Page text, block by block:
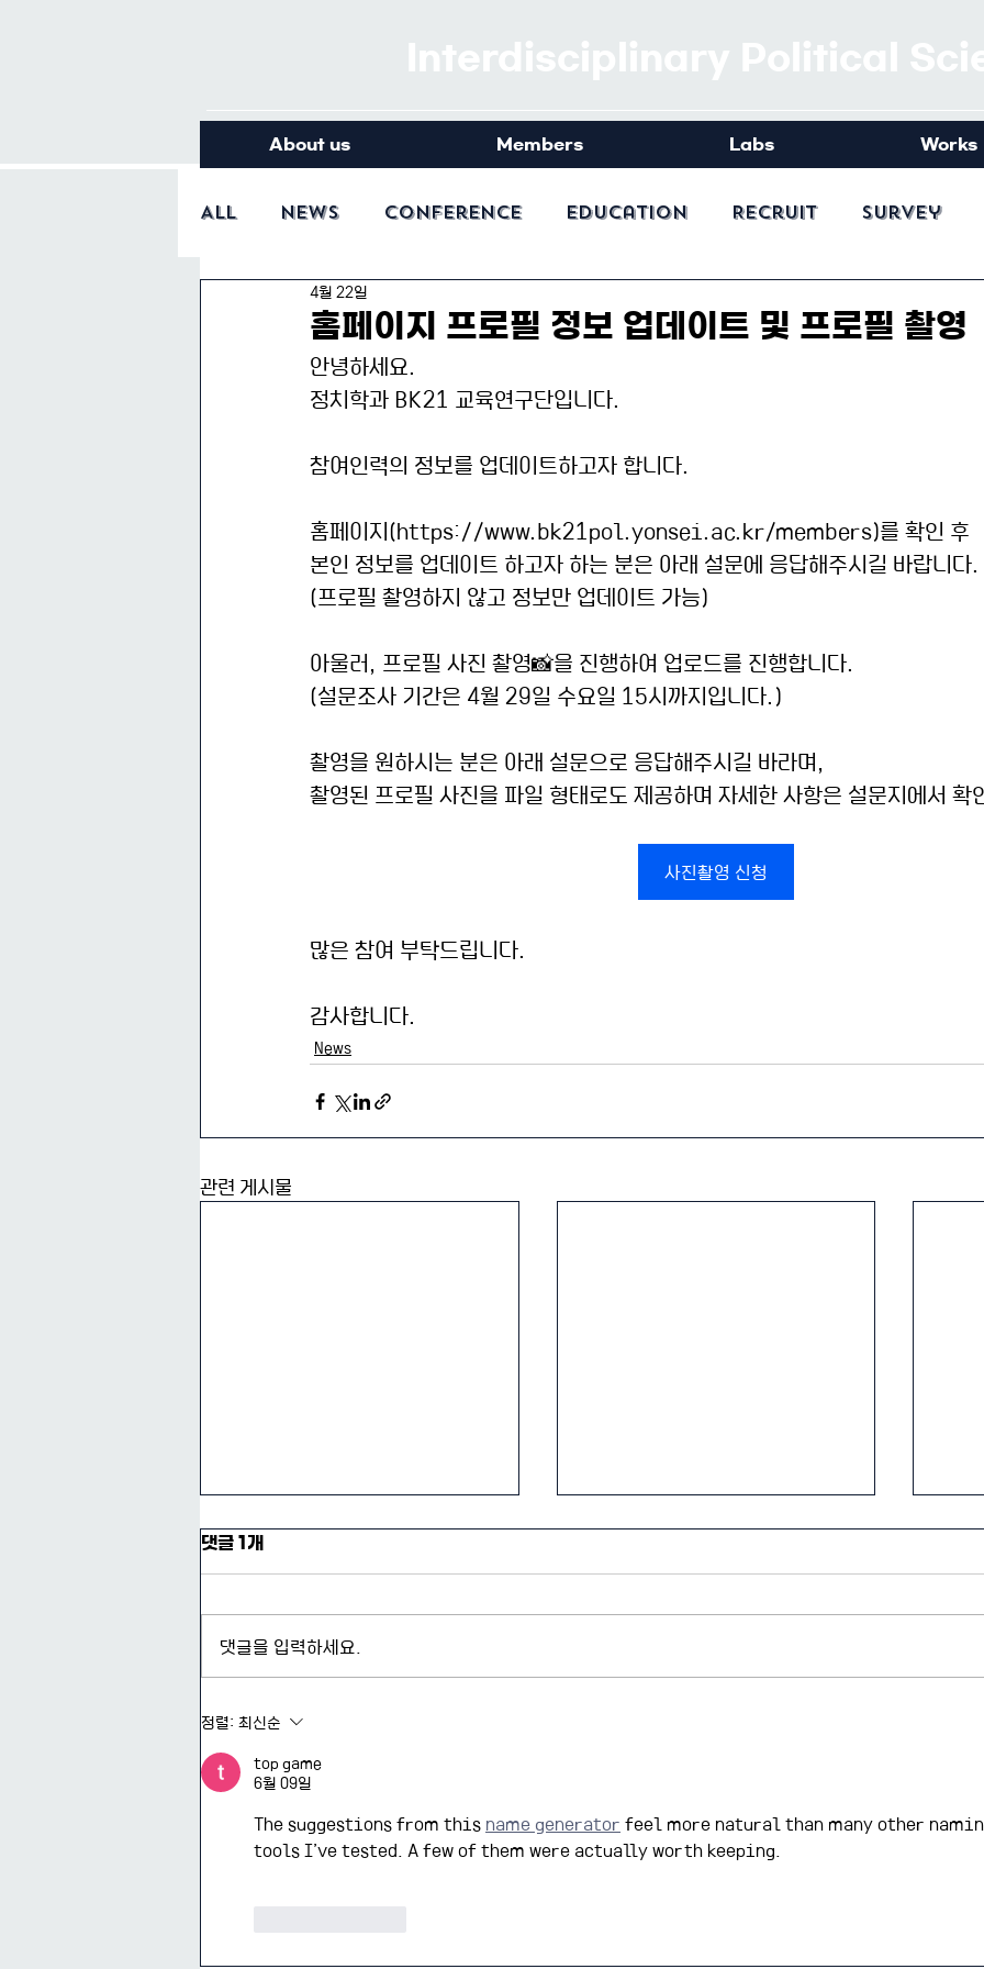
About us Members Labs Works
All News Conference Education Recruit Survey
홈페이지 프로필 정보 업데이트 및 프로필 촬영
4월 22일
안녕하세요.
정치학과 BK21 교육연구단입니다.
참여인력의 정보를 업데이트하고자 합니다.
홈페이지(https://www.bk21pol.yonsei.ac.kr/members)를 확인 후
본인 정보를 업데이트 하고자 하는 분은 아래 설문에 응답해주시길 바랍니다.
(프로필 촬영하지 않고 정보만 업데이트 가능)
아울러, 프로필 사진 촬영📸을 진행하여 업로드를 진행합니다.
(설문조사 기간은 4월 29일 수요일 15시까지입니다.)
촬영을 원하시는 분은 아래 설문으로 응답해주시길 바라며,
촬영된 프로필 사진을 파일 형태로도 제공하며 자세한 사항은 설문지에서 확
사진촬영 신청
많은 참여 부탁드립니다.
감사합니다.
News
관련 게시물
식 및 기념 컨퍼런스
댓글 1개
댓글을 입력하세요.
정렬: 최신순
top game
6월 09일
The suggestions from this name generator feel more natural than many other
tools I’ve tested. A few of them were actually worth keeping.